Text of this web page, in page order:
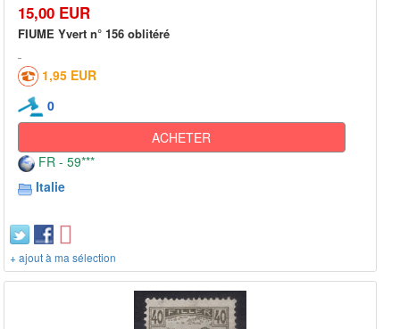
15,00 EUR
FIUME Yvert n° 156 oblitéré
1,95 EUR
0
ACHETER
FR - 59***
Italie
+ ajout à ma sélection